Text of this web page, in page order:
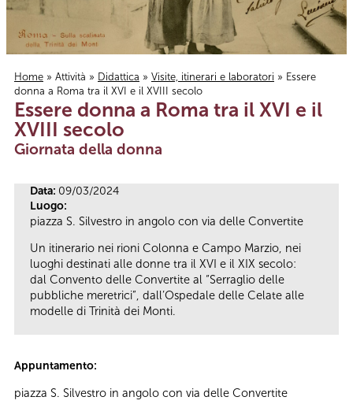
Tu sei qui
Home » Attività » Didattica » Visite, itinerari e laboratori » Essere
donna a Roma tra il XVI e il XVIII secolo
Essere donna a Roma tra il XVI e il
XVIII secolo
Giornata della donna
Data: 09/03/2024
Luogo:
piazza S. Silvestro in angolo con via delle Convertite
Un itinerario nei rioni Colonna e Campo Marzio, nei
luoghi destinati alle donne tra il XVI e il XIX secolo:
dal Convento delle Convertite al “Serraglio delle
pubbliche meretrici”, dall’Ospedale delle Celate alle
modelle di Trinità dei Monti.
Appuntamento:
piazza S. Silvestro in angolo con via delle Convertite